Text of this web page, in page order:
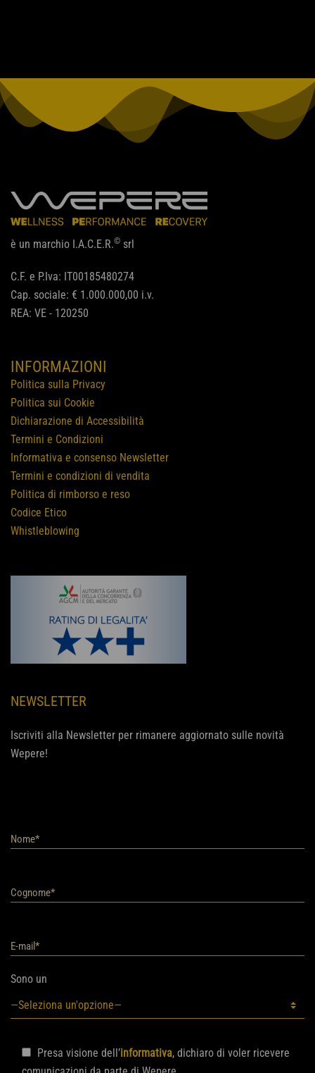
è un marchio I.A.C.E.R.© srl
C.F. e P.Iva: IT00185480274
Cap. sociale: € 1.000.000,00 i.v.
REA: VE - 120250
INFORMAZIONI
Politica sulla Privacy
Politica sui Cookie
Dichiarazione di Accessibilità
Termini e Condizioni
Informativa e consenso Newsletter
Termini e condizioni di vendita
Politica di rimborso e reso
Codice Etico
Whistleblowing
NEWSLETTER
Iscriviti alla Newsletter per rimanere aggiornato sulle novità
Wepere!
Sono un
Presa visione dell’informativa, dichiaro di voler ricevere